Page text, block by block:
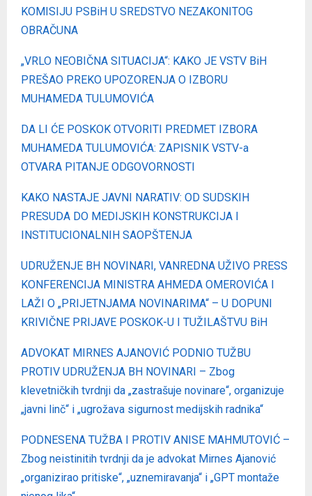
KOMISIJU PSBiH U SREDSTVO NEZAKONITOG
OBRAČUNA
„VRLO NEOBIČNA SITUACIJA“: KAKO JE VSTV BiH
PREŠAO PREKO UPOZORENJA O IZBORU
MUHAMEDA TULUMOVIĆA
DA LI ĆE POSKOK OTVORITI PREDMET IZBORA
MUHAMEDA TULUMOVIĆA: ZAPISNIK VSTV-a
OTVARA PITANJE ODGOVORNOSTI
KAKO NASTAJE JAVNI NARATIV: OD SUDSKIH
PRESUDA DO MEDIJSKIH KONSTRUKCIJA I
INSTITUCIONALNIH SAOPŠTENJA
UDRUŽENJE BH NOVINARI, VANREDNA UŽIVO PRESS
KONFERENCIJA MINISTRA AHMEDA OMEROVIĆA I
LAŽI O „PRIJETNJAMA NOVINARIMA“ – U DOPUNI
KRIVIČNE PRIJAVE POSKOK-U I TUŽILAŠTVU BiH
ADVOKAT MIRNES AJANOVIĆ PODNIO TUŽBU
PROTIV UDRUŽENJA BH NOVINARI – Zbog
klevetničkih tvrdnji da „zastrašuje novinare“, organizuje
„javni linč“ i „ugrožava sigurnost medijskih radnika“
PODNESENA TUŽBA I PROTIV ANISE MAHMUTOVIĆ –
Zbog neistinitih tvrdnji da je advokat Mirnes Ajanović
„organizirao pritiske“, „uznemiravanja“ i „GPT montaže